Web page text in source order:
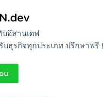
อีสานเดฟ
บธุรกิจทุกประเภท ปรึกษาฟรี !
น